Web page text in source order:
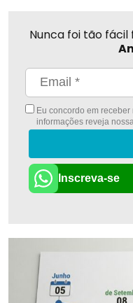
Nunca foi tão
Eu concordo em
informações reveja nossa
Inscreva-se